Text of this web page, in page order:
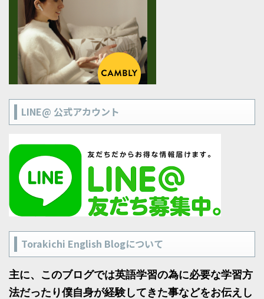
LINE@ 公式アカウント
Torakichi English Blogについて
主に、このブログでは英語学習の為に必要な学習方
法だったり僕自身が経験してきた事などをお伝えし